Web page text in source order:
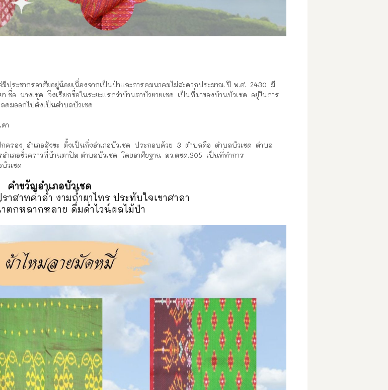
ชากรอาศัยอยู่น้อยเนื่องจากเป็นป่าและการคมนาคมไม่สะดวกประมาณ ปี พ.ศ. 2430 มี
อ นางเชด จึงเรียกชื่อในระยะแรกว่าบ้านตาบัวยายเชด เป็นที่มาของบ้านบัวเชด อยู่ในการ
ดมออกไปตั้งเป็นตำบลบัวเชด
า
รอง อำเภอสังขะ ตั้งเป็นกิ่งอำเภอบัวเชด ประกอบด้วย 3 ตำบลคือ ตำบลบัวเชด ตำบล
เภอชั่วคราวที่บ้านตาปิม ตำบลบัวเชด โดยอาศัยฐาน มว.ตชด.305 เป็นที่ทำการ
วเชด
คำขวัญอำเภอบัวเชด
าสาทค่าล้ำ งามถ้ำผาไทร ประทับใจเขาศาลา
ตกหลากหลาย ดื่มด่ำไวน์ผลไม้ป่า